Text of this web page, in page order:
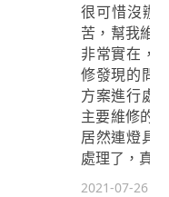
很可惜沒辦
苦，幫我維
非常實在，
修發現的問
方案進行處
主要維修的
居然連燈具
處理了，真
細心，真的
2021-07-26